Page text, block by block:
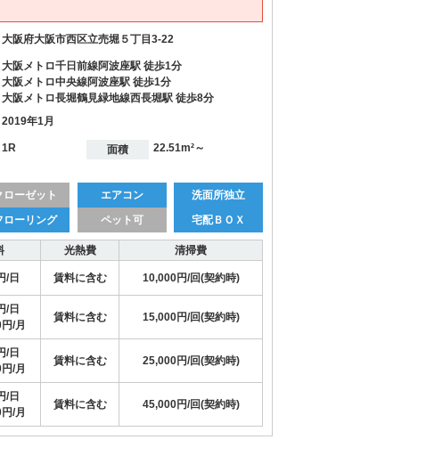
大阪府大阪市西区立売堀５丁目3-22
大阪メトロ千日前線阿波座駅 徒歩1分
大阪メトロ中央線阿波座駅 徒歩1分
大阪メトロ長堀鶴見緑地線西長堀駅 徒歩8分
2019年1月
1R 面積 22.51m²～
ローゼット エアコン
洗面所独立
ローリング ペット可 宅配ＢＯＸ
光熱費
清掃費
/日 賃料に含む 10,000円/回(契約時)
/日
/月
賃料に含む 15,000円/回(契約時)
/日
/月
賃料に含む 25,000円/回(契約時)
/日
/月
賃料に含む 45,000円/回(契約時)